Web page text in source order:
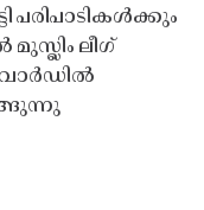
പരിപാടികൾക്കും
ലീഗ്
വാർഡിൽ